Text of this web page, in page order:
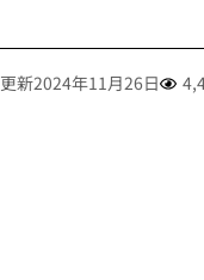
更新2024年11月26日